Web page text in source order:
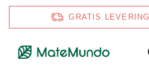
GRATIS LEVERING